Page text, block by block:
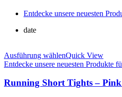
Entdecke unsere neuesten
date
Ausführung wählenQuick View
Entdecke unsere neuesten Produkte
Running Short Tights –